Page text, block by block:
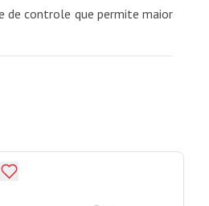
de controle que permite maior